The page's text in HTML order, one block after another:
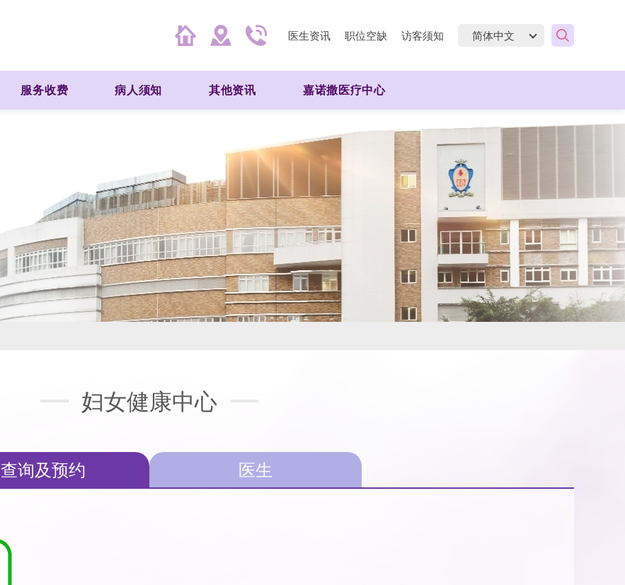
医生资讯 职位空缺 访客须知
服务收费 病人须知 其他资讯 嘉诺撒医疗中心
妇女健康中心
查询及预约 医生